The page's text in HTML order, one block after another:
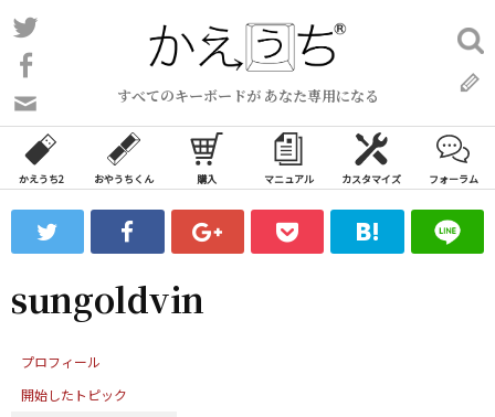
コ
ン
ン
ツ
ス
ッ
すべてのキーボードが あなた専用になる
い
合
わ
フ
ォ
ム
検
索:
かえうち2 おやうちくん 購入 マニュアル カスタマイズ フォーラム
sungoldvin
プロフィール
開始したトピック